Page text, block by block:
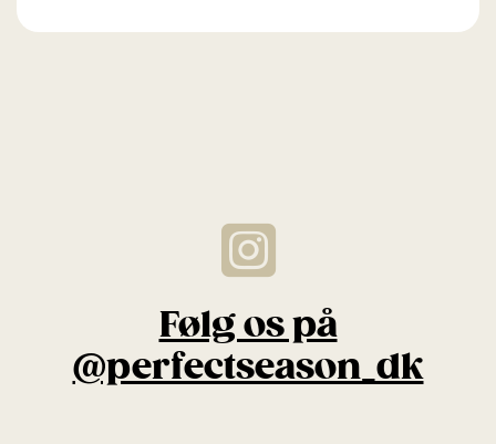
Følg os på
@perfectseason_dk